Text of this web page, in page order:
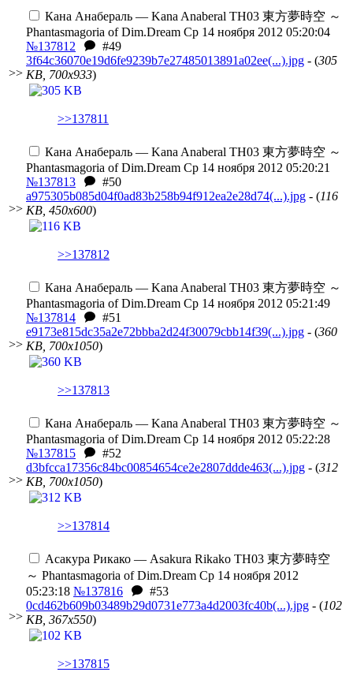
>>
Кана Анабераль — Kana Anaberal TH03 東方夢時空 ～
Phantasmagoria of Dim.Dream Ср 14 ноября 2012 05:20:04
№137812
#49
3f64c36070e19d6fe9239b7e27485013891a02ee(...).jpg - (305
KB, 700x933)
>>137811
>>
Кана Анабераль — Kana Anaberal TH03 東方夢時空 ～
Phantasmagoria of Dim.Dream Ср 14 ноября 2012 05:20:21
№137813
#50
a975305b085d04f0ad83b258b94f912ea2e28d74(...).jpg - (116
KB, 450x600)
>>137812
>>
Кана Анабераль — Kana Anaberal TH03 東方夢時空 ～
Phantasmagoria of Dim.Dream Ср 14 ноября 2012 05:21:49
№137814
#51
e9173e815dc35a2e72bbba2d24f30079cbb14f39(...).jpg - (360
KB, 700x1050)
>>137813
>>
Кана Анабераль — Kana Anaberal TH03 東方夢時空 ～
Phantasmagoria of Dim.Dream Ср 14 ноября 2012 05:22:28
№137815
#52
d3bfcca17356c84bc00854654ce2e2807ddde463(...).jpg - (312
KB, 700x1050)
>>137814
>>
Асакура Рикако — Asakura Rikako TH03 東方夢時空
～ Phantasmagoria of Dim.Dream Ср 14 ноября 2012
05:23:18 №137816
#53
0cd462b609b03489b29d0731e773a4d2003fc40b(...).jpg - (102
KB, 367x550)
>>137815